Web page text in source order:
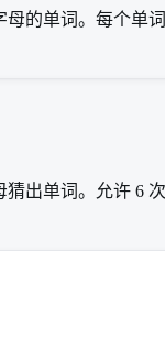
母的单词。每个单
出单词。允许 6 次